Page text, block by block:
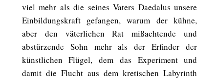
viel mehr als die seines Vaters Daedalus unsere
Einbildungskraft gefangen, warum der kühne,
aber den väterlichen Rat mißachtende und
abstürzende Sohn mehr als der Erfinder der
künstlichen Flügel, dem das Experiment und
damit die Flucht aus dem kretischen Labyrinth